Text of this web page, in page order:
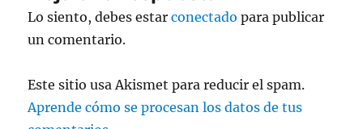
Lo siento, debes estarconectado para publicar
un comentario.
Este sitio usa Akismet para reducir el spam.
Aprende cómo se procesan los datos de tus